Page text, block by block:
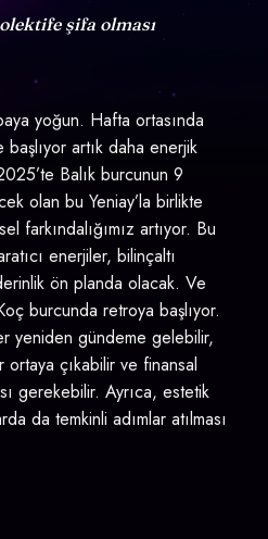
şifa olması
yoğun. Hafta ortasında
artık daha enerjik
Balık burcunun 9
olan bu Yeniay’la birlikte
farkındalığımız artıyor. Bu
enerjiler, bilinçaltı
ön planda olacak. Ve
burcunda retroya başlıyor.
yeniden gündeme gelebilir,
çıkabilir ve finansal
gerekebilir. Ayrıca, estetik
da temkinli adımlar atılması